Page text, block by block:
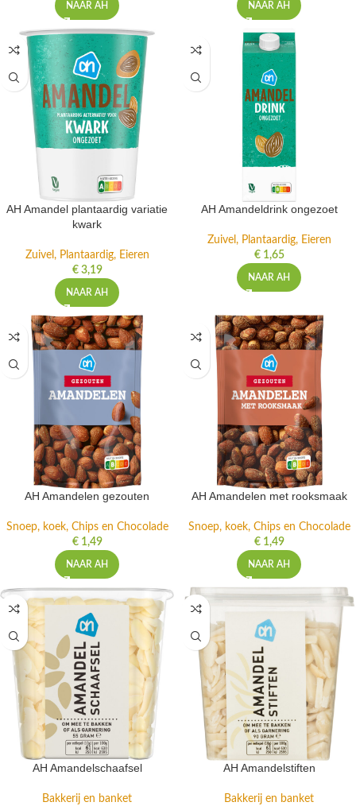
NAAR AH NAAR AH
AH Amandel plantaardig variatie
kwark
Zuivel, Plantaardig, Eieren
€3,19
NAAR AH
AH Amandeldrink ongezoet
Zuivel, Plantaardig, Eieren
€1,65
NAAR AH
AH Amandelen gezouten
Snoep, koek, Chips en Chocolade
€1,49
NAAR AH
AH Amandelen met rooksmaak
Snoep, koek, Chips en Chocolade
€1,49
NAAR AH
AH Amandelschaafsel
Bakkerij en banket
AH Amandelstiften
Bakkerij en banket